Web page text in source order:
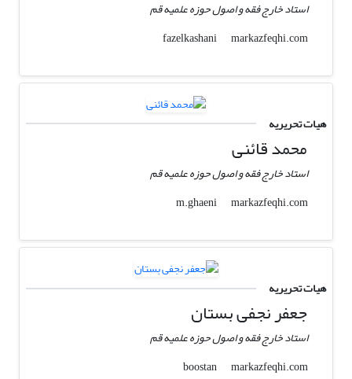
استاد خارج فقه و اصول حوزه علمیه قم
fazelkashani
markazfeqhi.com
هیات تحریریه
محمد قائنی
استاد خارج فقه و اصول حوزه علمیه قم
m.ghaeni
markazfeqhi.com
هیات تحریریه
جعفر نجفی بستان
استاد خارج فقه و اصول حوزه علمیه قم
boostan
markazfeqhi.com